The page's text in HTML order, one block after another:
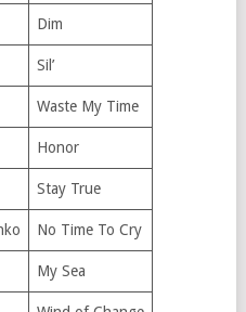
Dim
Sil’
Waste My Time
Honor
Stay True
No Time To Cry
My Sea